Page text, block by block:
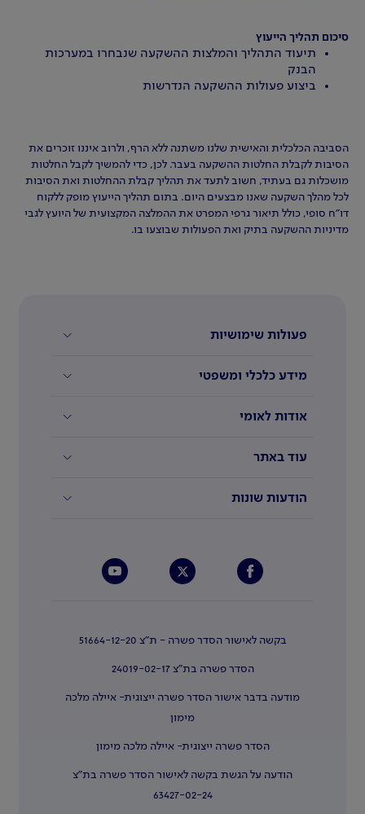
סיכום תהליך הייעוץ
תיעוד התהליך והמלצות ההשקעה שנבחרו במערכות
הבנק
ביצוע פעולות ההשקעה הנדרשות
הסביבה הכלכלית והאישית שלנו משתנה ללא הרף, ולרוב איננו זוכרים את
הסיבות לקבלת החלטות ההשקעה בעבר. לכן, כדי להמשיך לקבל החלטות
מושכלות גם בעתיד, חשוב לתעד את תהליך קבלת ההחלטות ואת הסיבות
לכל מהלך השקעה שאנו מבצעים היום. בתום תהליך הייעוץ מופק ללקוח
דו"ח סופי, כולל תיאור גרפי המפרט את ההמלצה המקצועית של היועץ לגבי
מדיניות ההשקעה בתיק ואת הפעולות שבוצעו בו.
פעולות שימושיות
מידע כלכלי ומשפטי
אודות לאומי
עוד באתר
הודעות שונות
בקשה לאישור הסדר פשרה - ת"צ 51664-12-20
הסדר פשרה בת"צ 24019-02-17
מודעה בדבר אישור הסדר פשרה ייצוגית- איילה מלכה
מימון
הסדר פשרה ייצוגית- איילה מלכה מימון
הודעה על הגשת בקשה לאישור הסדר פשרה בת"צ
63427-02-24